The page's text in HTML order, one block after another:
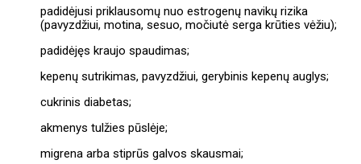
padidėjusi priklausomų nuo estrogenų navikų rizika
(pavyzdžiui, motina, sesuo, močiutė serga krūties vėžiu);
padidėjęs kraujo spaudimas;
kepenų sutrikimas, pavyzdžiui, gerybinis kepenų auglys;
cukrinis diabetas;
akmenys tulžies pūslėje;
migrena arba stiprūs galvos skausmai;